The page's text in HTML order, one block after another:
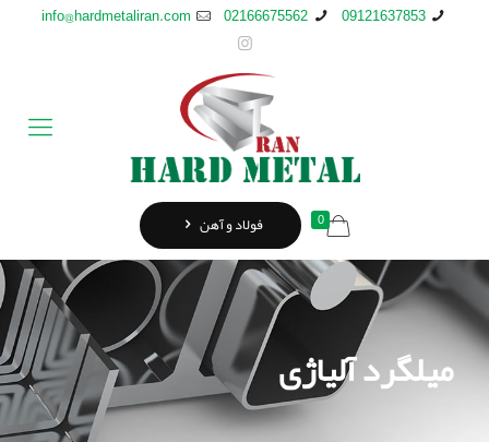
09121637853
02166675562
info@hardmetaliran.com
0 فولاد و آهن
میلگرد آلیاژی